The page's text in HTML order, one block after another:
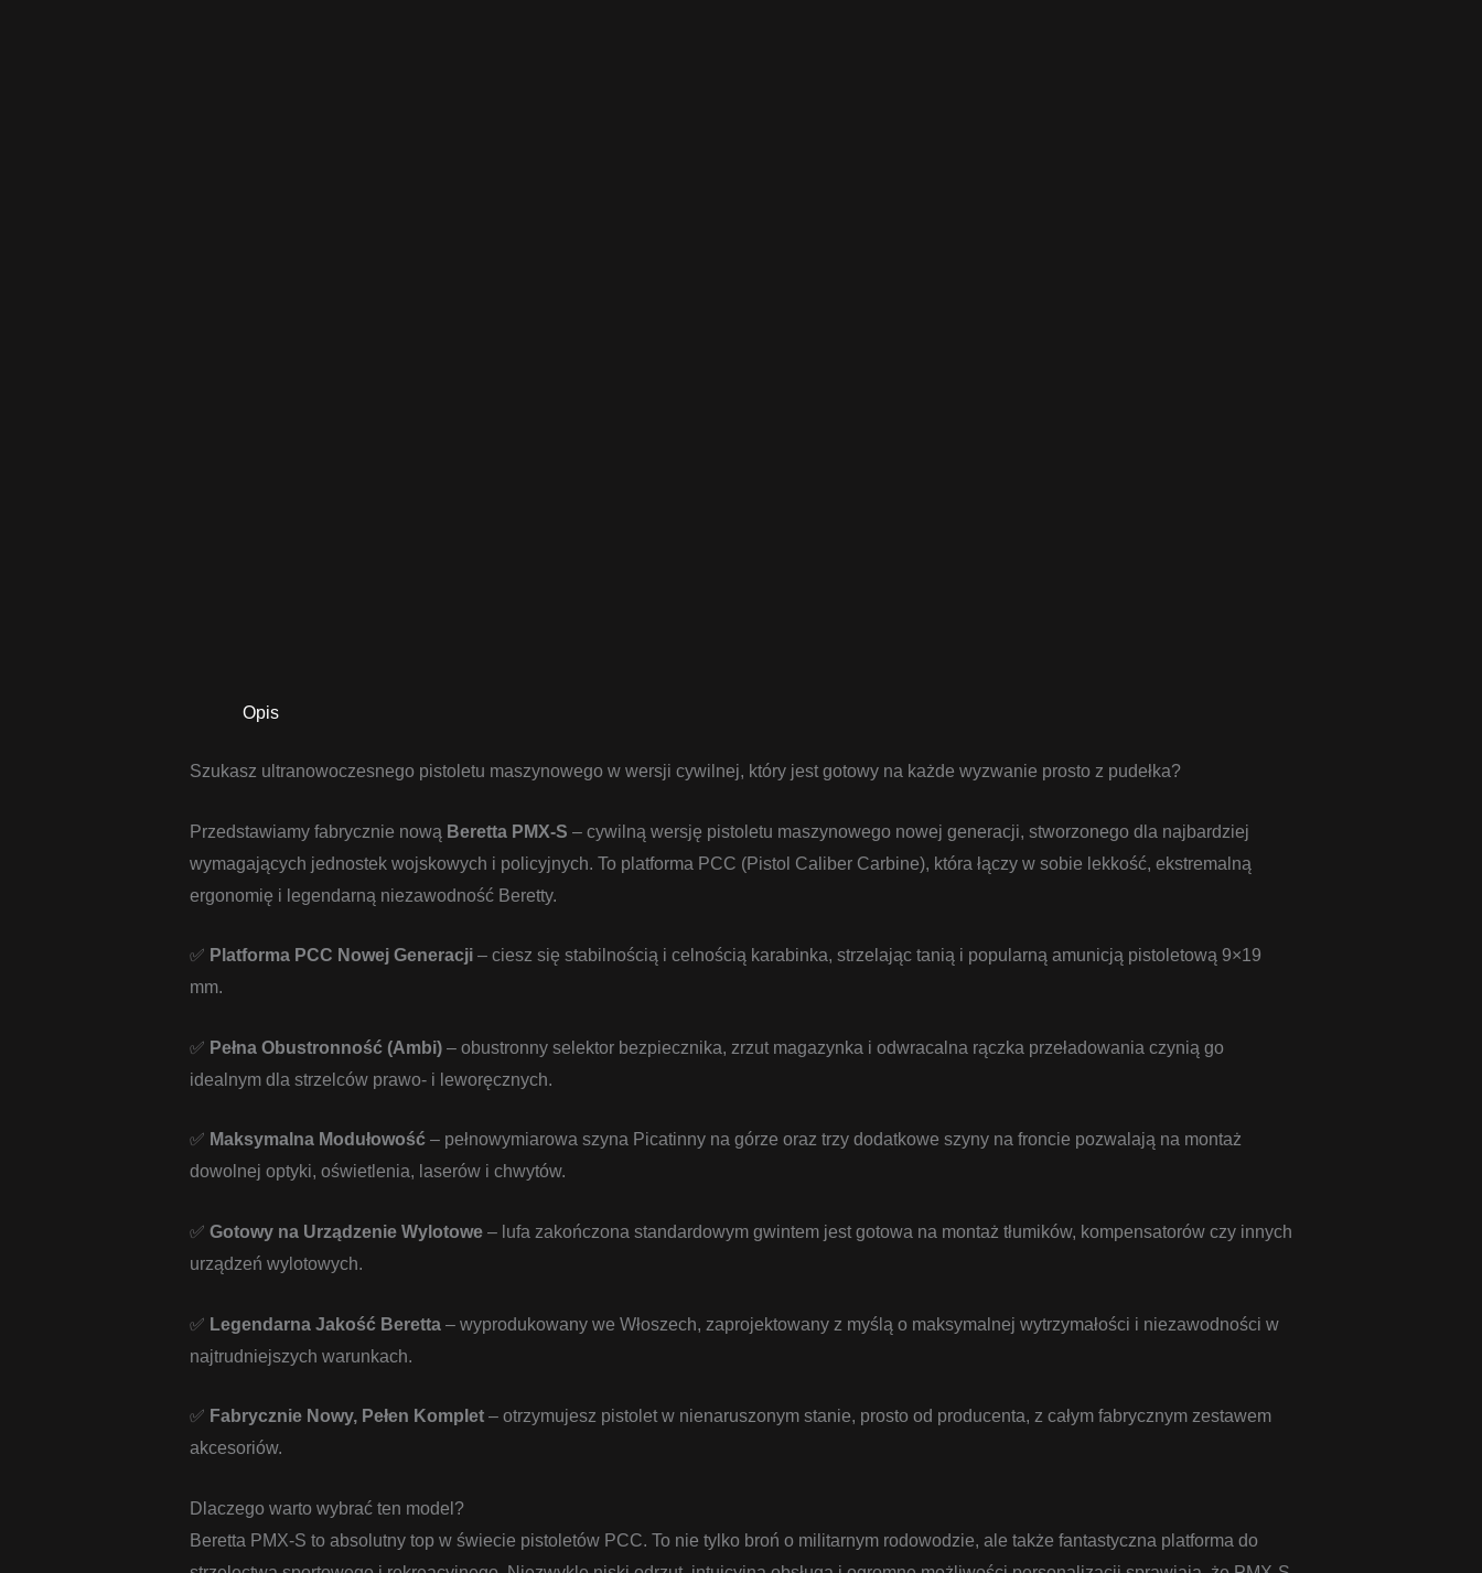
Opis
Szukasz ultranowoczesnego pistoletu maszynowego w wersji cywilnej, który jest gotowy na każde wyzwanie prosto z pudełka?
Przedstawiamy fabrycznie nową Beretta PMX-S – cywilną wersję pistoletu maszynowego nowej generacji, stworzonego dla najbardziej
wymagających jednostek wojskowych i policyjnych. To platforma PCC (Pistol Caliber Carbine), która łączy w sobie lekkość, ekstremalną
ergonomię i legendarną niezawodność Beretty.
✅ Platforma PCC Nowej Generacji – ciesz się stabilnością i celnością karabinka, strzelając tanią i popularną amunicją pistoletową 9×19
mm.
✅ Pełna Obustronność (Ambi) – obustronny selektor bezpiecznika, zrzut magazynka i odwracalna rączka przeładowania czynią go
idealnym dla strzelców prawo- i leworęcznych.
✅ Maksymalna Modułowość – pełnowymiarowa szyna Picatinny na górze oraz trzy dodatkowe szyny na froncie pozwalają na montaż
dowolnej optyki, oświetlenia, laserów i chwytów.
✅ Gotowy na Urządzenie Wylotowe – lufa zakończona standardowym gwintem jest gotowa na montaż tłumików, kompensatorów czy innych
urządzeń wylotowych.
✅ Legendarna Jakość Beretta – wyprodukowany we Włoszech, zaprojektowany z myślą o maksymalnej wytrzymałości i niezawodności w
najtrudniejszych warunkach.
✅ Fabrycznie Nowy, Pełen Komplet – otrzymujesz pistolet w nienaruszonym stanie, prosto od producenta, z całym fabrycznym zestawem
akcesoriów.
Dlaczego warto wybrać ten model?
Beretta PMX-S to absolutny top w świecie pistoletów PCC. To nie tylko broń o militarnym rodowodzie, ale także fantastyczna platforma do